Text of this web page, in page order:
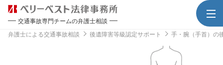
交通事故専門チームの弁護士相談
弁護士による交通事故相談
後遺障害等級認定サポート 手・腕（手首）の